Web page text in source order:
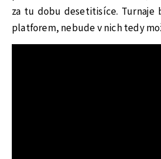
za tu dobu desetitisíce. Turnaje
platforem, nebude v nich tedy